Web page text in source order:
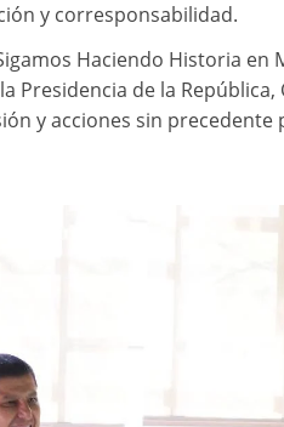
y corresponsabilidad.
Haciendo Historia en
Presidencia de la República,
y acciones sin precedente